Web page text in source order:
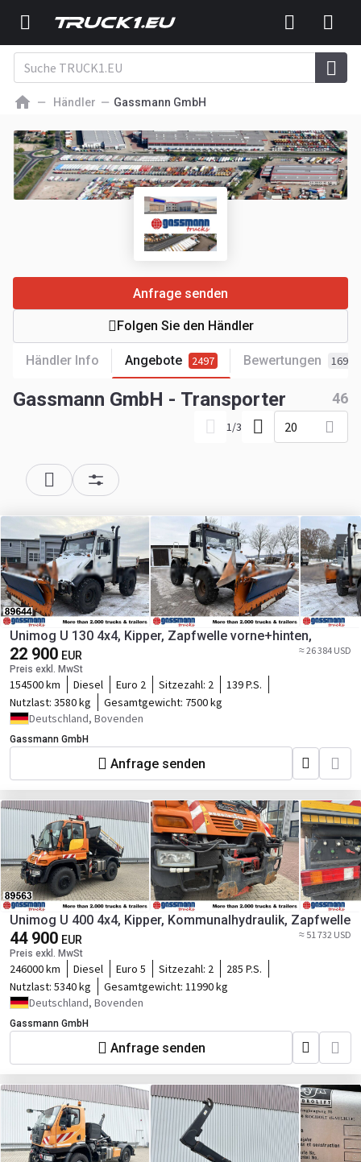
Händler Gassmann GmbH
Händler Info Angebote 2497 Bewertungen 169
Anfrage senden
Folgen Sie den Händler
Gassmann GmbH - Transporter 46
1/3 20
Unimog U 130 4x4, Kipper, Zapfwelle vorne+hinten,
22 900 EUR
Preis exkl. MwSt
≈ 26 384 USD
154500 km Diesel Euro 2 Sitzezahl: 2
139 P.S.
Nutzlast: 3580 kg Gesamtgewicht: 7500 kg
Deutschland, Bovenden
Gassmann GmbH
Anfrage senden
Unimog U 400 4x4, Kipper, Kommunalhydraulik, Zapfwelle
44 900 EUR
Preis exkl. MwSt
≈ 51 732 USD
246000 km Diesel Euro 5 Sitzezahl: 2
285 P.S.
Nutzlast: 5340 kg Gesamtgewicht: 11990 kg
Deutschland, Bovenden
Gassmann GmbH
Anfrage senden